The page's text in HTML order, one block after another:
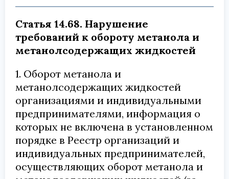
Статья 14.68. Нарушение
требований к обороту метанола и
метанолсодержащих жидкостей
1. Оборот метанола и
метанолсодержащих жидкостей
организациями и индивидуальными
предпринимателями, информация о
которых не включена в установленном
порядке в Реестр организаций и
индивидуальных предпринимателей,
осуществляющих оборот метанола и